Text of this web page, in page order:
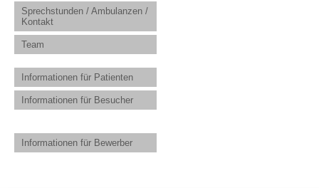
Sprechstunden / Ambulanzen /
Kontakt
Team
Informationen für Patienten
Informationen für Besucher
Informationen für Bewerber